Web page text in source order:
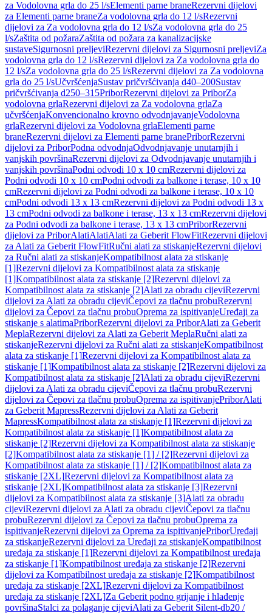
za Vodolovna grla do 25 l/sElementi parne braneRezervni dijelovi
za Elementi parne braneZa vodolovna grla do 12 l/sRezervni
dijelovi za Za vodolovna grla do 12 l/sZa vodolovna grla do 25
l/sZaštita od požaraZaštita od požara za kanalizacijske
sustaveSigurnosni preljeviRezervni dijelovi za Sigurnosni preljeviZa
vodolovna grla do 12 l/sRezervni dijelovi za Za vodolovna grla do
12 l/sZa vodolovna grla do 25 l/sRezervni dijelovi za Za vodolovna
grla do 25 l/sUčvršćenjaSustav pričvršćivanja d40–200Sustav
pričvršćivanja d250–315PriborRezervni dijelovi za PriborZa
vodolovna grlaRezervni dijelovi za Za vodolovna grlaZa
učvršćenjaKonvencionalno krovno odvodnjavanjeVodolovna
grlaRezervni dijelovi za Vodolovna grlaElementi parne
braneRezervni dijelovi za Elementi parne branePriborRezervni
dijelovi za PriborPodna odvodnjaOdvodnjavanje unutarnjih i
vanjskih površinaRezervni dijelovi za Odvodnjavanje unutarnjih i
vanjskih površinaPodni odvodi 10 x 10 cmRezervni dijelovi za
Podni odvodi 10 x 10 cmPodni odvodi za balkone i terase, 10 x 10
cmRezervni dijelovi za Podni odvodi za balkone i terase, 10 x 10
cmPodni odvodi 13 x 13 cmRezervni dijelovi za Podni odvodi 13 x
13 cmPodni odvodi za balkone i terase, 13 x 13 cmRezervni dijelovi
za Podni odvodi za balkone i terase, 13 x 13 cmPriborRezervni
dijelovi za PriborAlatiAlatiAlati za Geberit FlowFitRezervni dijelovi
za Alati za Geberit FlowFitRučni alati za stiskanjeRezervni dijelovi
za Ručni alati za stiskanjeKompatibilnost alata za stiskanje
[1]Rezervni dijelovi za Kompatibilnost alata za stiskanje
[1]Kompatibilnost alata za stiskanje [2]Rezervni dijelovi za
Kompatibilnost alata za stiskanje [2]Alati za obradu cijeviRezervni
dijelovi za Alati za obradu cijeviČepovi za tlačnu probuRezervni
dijelovi za Čepovi za tlačnu probuOprema za ispitivanjeUređaji za
stiskanje s alatimaPriborRezervni dijelovi za PriborAlati za Geberit
MeplaRezervni dijelovi za Alati za Geberit MeplaRučni alati za
stiskanjeRezervni dijelovi za Ručni alati za stiskanjeKompatibilnost
alata za stiskanje [1]Rezervni dijelovi za Kompatibilnost alata za
stiskanje [1]Kompatibilnost alata za stiskanje [2]Rezervni dijelovi za
Kompatibilnost alata za stiskanje [2]Alati za obradu cijeviRezervni
dijelovi za Alati za obradu cijeviČepovi za tlačnu probuRezervni
dijelovi za Čepovi za tlačnu probuOprema za ispitivanjePriborAlati
za Geberit MapressRezervni dijelovi za Alati za Geberit
MapressKompatibilnost alata za stiskanje [1]Rezervni dijelovi za
Kompatibilnost alata za stiskanje [1]Kompatibilnost alata za
stiskanje [2]Rezervni dijelovi za Kompatibilnost alata za stiskanje
[2]Kompatibilnost alata za stiskanje [1] / [2]Rezervni dijelovi za
Kompatibilnost alata za stiskanje [1] / [2]Kompatibilnost alata za
stiskanje [2XL]Rezervni dijelovi za Kompatibilnost alata za
stiskanje [2XL]Kompatibilnost alata za stiskanje [3]Rezervni
dijelovi za Kompatibilnost alata za stiskanje [3]Alati za obradu
cijeviRezervni dijelovi za Alati za obradu cijeviČepovi za tlačnu
probuRezervni dijelovi za Čepovi za tlačnu probuOprema za
ispitivanjeRezervni dijelovi za Oprema za ispitivanjePriborUređaji
za stiskanjeRezervni dijelovi za Uređaji za stiskanjeKompatibilnost
uređaja za stiskanje [1]Rezervni dijelovi za Kompatibilnost uređaja
za stiskanje [1]Kompatibilnost uređaja za stiskanje [2]Rezervni
dijelovi za Kompatibilnost uređaja za stiskanje [2]Kompatibilnost
uređaja za stiskanje [2XL]Rezervni dijelovi za Kompatibilnost
uređaja za stiskanje [2XL]Za Geberit podno grijanje i hlađenje
površinaStalci za polaganje cijeviAlati za Geberit Silent-db20 /